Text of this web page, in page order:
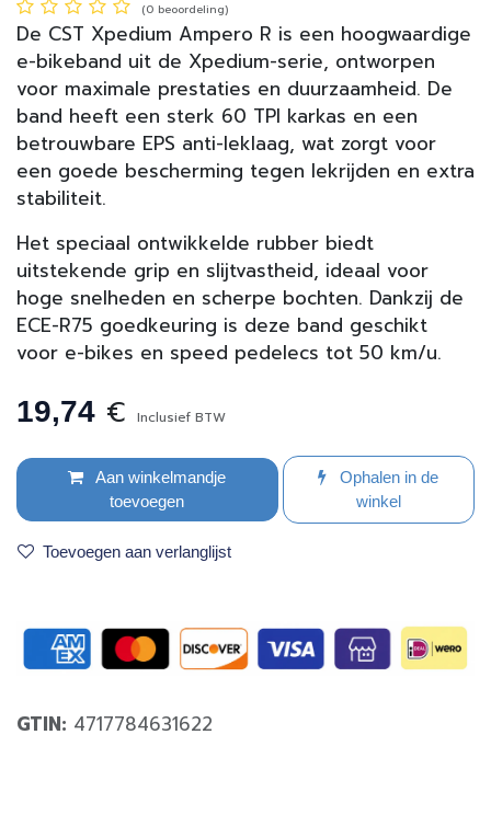
(0 beoordeling)
De CST Xpedium Ampero R is een hoogwaardige
e-bikeband uit de Xpedium-serie, ontworpen
voor maximale prestaties en duurzaamheid. De
band heeft een sterk 60 TPI karkas en een
betrouwbare EPS anti-leklaag, wat zorgt voor
een goede bescherming tegen lekrijden en extra
stabiliteit.
Het speciaal ontwikkelde rubber biedt
uitstekende grip en slijtvastheid, ideaal voor
hoge snelheden en scherpe bochten. Dankzij de
ECE-R75 goedkeuring is deze band geschikt
voor e-bikes en speed pedelecs tot 50 km/u.
19,74 € Inclusief BTW
Aan winkelmandje
toevoegen
Ophalen in de
winkel
Toevoegen aan verlanglijst
GTIN: 4717784631622